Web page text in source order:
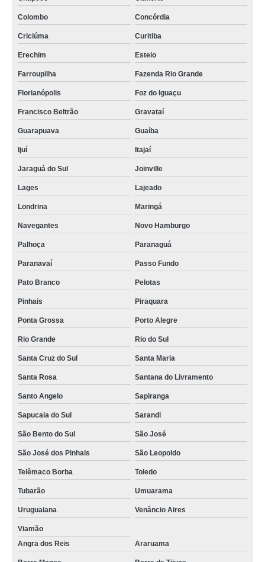
Colombo Concórdia
Criciúma Curitiba
Erechim Esteio
Farroupilha Fazenda Rio Grande
Florianópolis Foz do Iguaçu
Francisco Beltrão Gravataí
Guarapuava Guaíba
Ijuí Itajaí
Jaraguá do Sul Joinville
Lages Lajeado
Londrina Maringá
Navegantes Novo Hamburgo
Palhoça Paranaguá
Paranavaí Passo Fundo
Pato Branco Pelotas
Pinhais Piraquara
Ponta Grossa Porto Alegre
Rio Grande Rio do Sul
Santa Cruz do Sul Santa Maria
Santa Rosa Santana do Livramento
Santo Angelo Sapiranga
Sapucaia do Sul Sarandi
São Bento do Sul São José
São José dos Pinhais São Leopoldo
Telêmaco Borba Toledo
Tubarão Umuarama
Uruguaiana Venâncio Aires
Viamão
Angra dos Reis
Araruama